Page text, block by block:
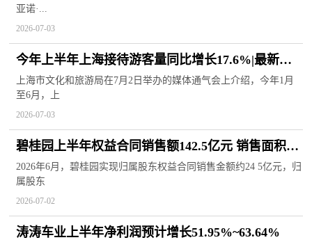
亚诺·...
2026-07-03
今年上半年上海接待游客量同比增长17.6%|最新消
息
上海市文化和旅游局在7月2日举办的媒体通气会上介绍，今年1月
至6月，上
2026-07-03
碧桂园上半年权益合同销售额142.5亿元 销售面积
183万平米
2026年6月，碧桂园实现归属股东权益合同销售金额约24 5亿元，归
属股东
2026-07-02
涛涛车业上半年净利润预计增长51.95%~63.64%